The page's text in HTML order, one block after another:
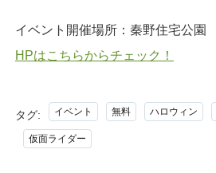
イベント開催場所：秦野住宅公園
HPはこちらからチェック！
タグ: イベント 無料 ハロウィン
仮面ライダー